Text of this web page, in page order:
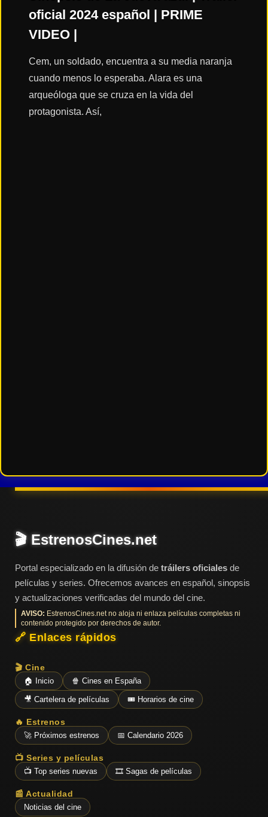
GÉNEROS
Acción
oficial 2024 español | PRIME
VIDEO |
Cem, un soldado, encuentra a su media naranja
cuando menos lo esperaba. Alara es una
arqueóloga que se cruza en la vida del
protagonista. Así,
🎬 EstrenosCines.net
Portal especializado en la difusión de tráilers oficiales de
películas y series. Ofrecemos avances en español, sinopsis
y actualizaciones verificadas del mundo del cine.
AVISO: EstrenosCines.net no aloja ni enlaza películas completas ni
contenido protegido por derechos de autor.
🔗 Enlaces rápidos
🎬 Cine
🏠 Inicio 🍿 Cines en España
🎥 Cartelera de películas 🎟️ Horarios de cine
🔥 Estrenos
🚀 Próximos estrenos 📅 Calendario 2026
📺 Series y películas
📺 Top series nuevas 🎞️ Sagas de películas
📰 Actualidad
Noticias del cine